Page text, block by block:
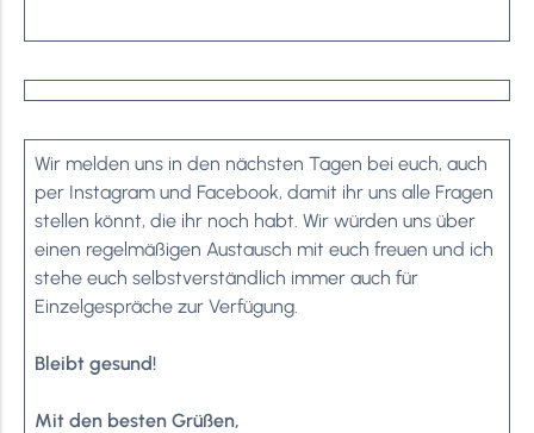
Wir melden uns in den nächsten Tagen bei euch, auch
per Instagram und Facebook, damit ihr uns alle Fragen
stellen könnt, die ihr noch habt. Wir würden uns über
einen regelmäßigen Austausch mit euch freuen und ich
stehe euch selbstverständlich immer auch für
Einzelgespräche zur Verfügung.
Bleibt gesund!
Mit den besten Grüßen,